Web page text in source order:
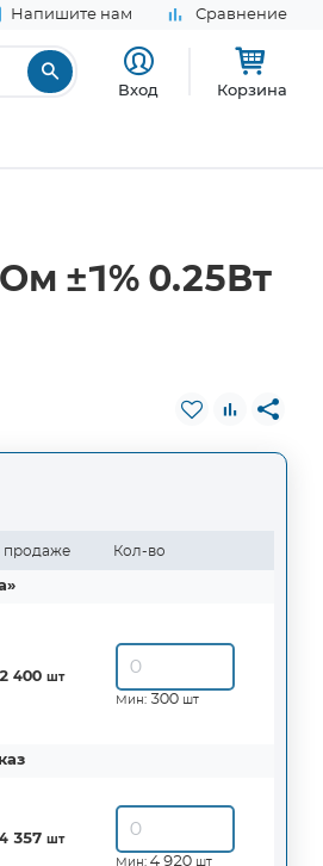
Напишите нам Сравнение
Вход Корзина
±1% 0.25Вт
продаже Кол-во
400 шт
Мин: 300 шт
357 шт
Мин: 4 920 шт